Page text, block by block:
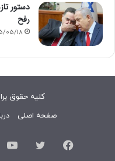
دستور
رفح
05/18
کلیه حقوق
صفحه اصلی
فیسبوک توییتر